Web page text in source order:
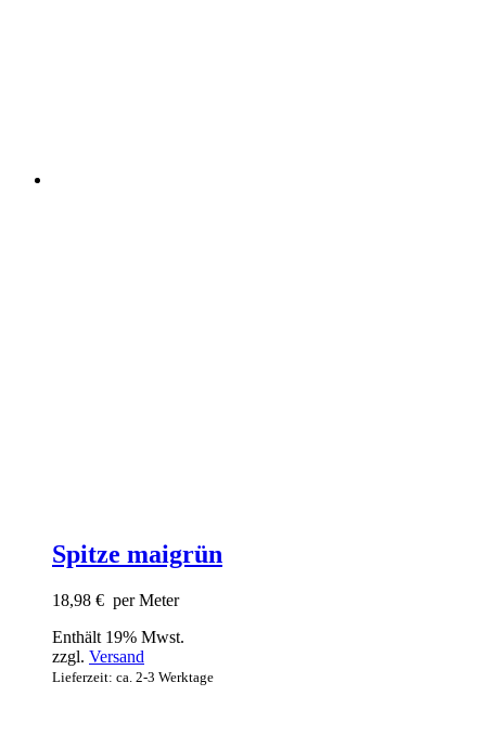
Spitze maigrün
18,98 € per Meter
Enthält 19% Mwst.
zzgl. Versand
Lieferzeit: ca. 2-3 Werktage